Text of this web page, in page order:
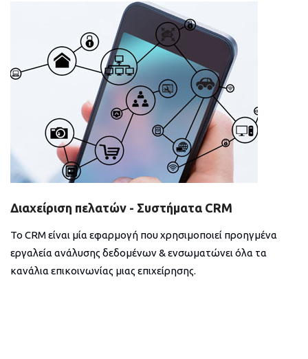
Διαχείριση πελατών - Συστήματα CRM
Το CRM είναι μία εφαρμογή που χρησιμοποιεί προηγμένα
εργαλεία ανάλυσης δεδομένων & ενσωματώνει όλα τα
κανάλια επικοινωνίας μιας επιχείρησης.